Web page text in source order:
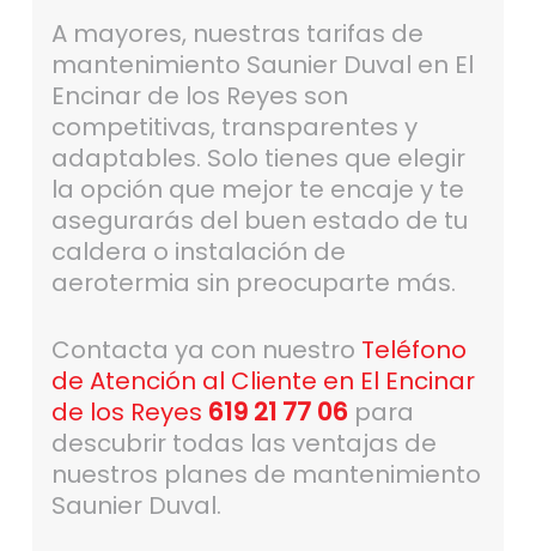
A mayores, nuestras tarifas de
mantenimiento Saunier Duval en El
Encinar de los Reyes son
competitivas, transparentes y
adaptables. Solo tienes que elegir
la opción que mejor te encaje y te
asegurarás del buen estado de tu
caldera o instalación de
aerotermia sin preocuparte más.
Contacta ya con nuestro Teléfono
de Atención al Cliente en El Encinar
de los Reyes 619 21 77 06 para
descubrir todas las ventajas de
nuestros planes de mantenimiento
Saunier Duval.